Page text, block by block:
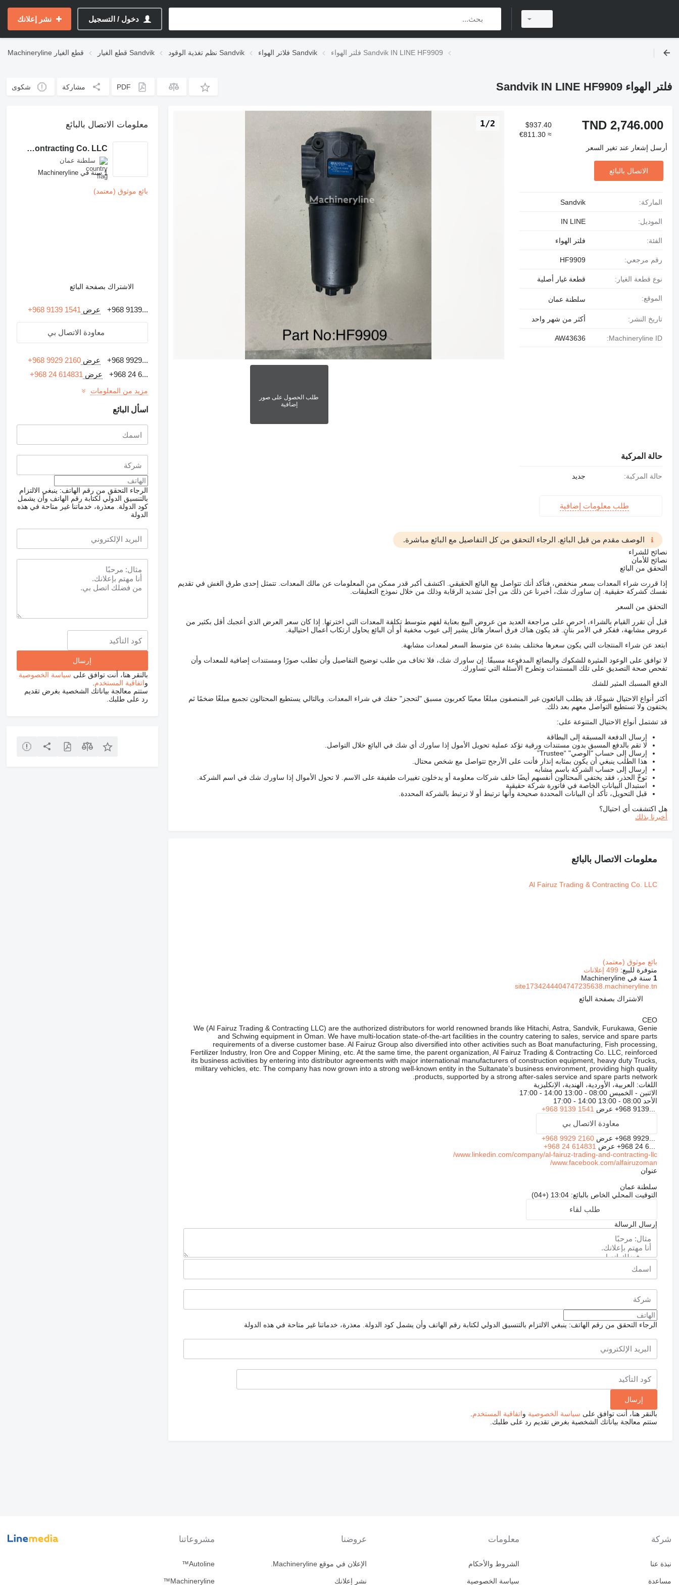
دخول / التسجيل نشر إعلانك
Machineryline قطع الغيار قطع الغيار Sandvik نظم تغذية الوقود Sandvik فلاتر الهواء Sandvik فلتر الهواء Sandvik IN LINE HF9909
فلتر الهواء Sandvik IN LINE HF9909 PDF مشاركة شكوى
طلب الحصول على صور
إضافية
1/2 TND 2,746.000
$937.40
≈ €811.30
أرسل إشعار عند تغير السعر
الاتصال بالبائع
الماركة: Sandvik
الموديل: IN LINE
الفئة: فلتر الهواء
رقم مرجعي: HF9909
نوع قطعة الغيار: قطعة غيار أصلية
الموقع: سلطنة عمان
تاريخ النشر: أكثر من شهر واحد
Machineryline ID:
AW43636
حالة المركبة
حالة المركبة: جديد
طلب معلومات إضافية
الوصف مقدم من قبل البائع. الرجاء التحقق من كل التفاصيل مع البائع مباشرة.
نصائح للشراء
نصائح للأمان
التحقق من البائع
إذا قررت شراء المعدات بسعر منخفض، فتأكد أنك تتواصل مع البائع الحقيقي. اكتشف أكبر قدر ممكن من المعلومات عن مالك المعدات. تتمثل إحدى طرق الغش في تقديم
نفسك كشركة حقيقية. إن ساورك شك، أخبرنا عن ذلك من أجل تشديد الرقابة وذلك من خلال نموذج التعليقات.
التحقق من السعر
قبل أن تقرر القيام بالشراء، احرص على مراجعة العديد من عروض البيع بعناية لفهم متوسط تكلفة المعدات التي اخترتها. إذا كان سعر العرض الذي أعجبك أقل بكثير من
عروض مشابهة، ففكر في الأمر بتأنٍ. قد يكون هناك فرق أسعار هائل يشير إلى عيوب مخفية أو أن البائع يحاول ارتكاب أعمال احتيالية.
ابتعد عن شراء المنتجات التي يكون سعرها مختلف بشدة عن متوسط السعر لمعدات مشابهة.
لا توافق على الوعود المثيرة للشكوك والبضائع المدفوعة مسبقًا. إن ساورك شك، فلا تخاف من طلب توضيح التفاصيل وأن تطلب صورًا ومستندات إضافية للمعدات وأن
تفحص صحة التصديق على تلك المستندات وتطرح الأسئلة التي تساورك.
الدفع المسبك المثير للشك
أكثر أنواع الاحتيال شيوعًا، قد يطلب البائعون غير المنصفون مبلغًا معينًا كعربون مسبق "لتحجز" حقك في شراء المعدات. وبالتالي يستطيع المحتالون تجميع مبلغًا ضخمًا ثم
يختفون ولا تستطيع التواصل معهم بعد ذلك.
قد تشتمل أنواع الاحتيال المتنوعة على:
إرسال الدفعة المسبقة إلى البطاقة
لا تقم بالدفع المسبق بدون مستندات ورقية تؤكد عملية تحويل الأمول إذا ساورك أي شك في البائع خلال التواصل.
إرسال إلى حساب "الوصي" “Trustee”
هذا الطلب ينبغي أن يكون بمثابه إنذار فأنت على الأرجح تتواصل مع شخص محتال.
إرسال إلى حساب الشركة باسم مشابه
توخّ الحذر، فقد يختفي المحتالون أنفسهم أيضًا خلف شركات معلومة أو يدخلون تغييرات طفيفة على الاسم. لا تحول الأموال إذا ساورك شك في اسم الشركة.
استبدال البيانات الخاصة في فاتورة شركة حقيقية
قبل التحويل، تأكد أن البيانات المحددة صحيحة وأنها ترتبط أو لا ترتبط بالشركة المحددة.
هل اكتشفت أي احتيال؟
أخبرنا بذلك
معلومات الاتصال بالبائع
Al Fairuz Trading & Contracting Co. LLC
بائع موثوق (معتمد)
متوفرة للبيع: 499 إعلانات
1 سنة في Machineryline
site1734244404747235638.machineryline.tn
الاشتراك بصفحة البائع
CEO
We (Al Fairuz Trading & Contracting LLC) are the authorized distributors for world renowned brands like Hitachi, Astra, Sandvik, Furukawa, Genie
and Schwing equipment in Oman. We have multi-location state-of-the-art facilities in the country catering to sales, service and spare parts
requirements of a diverse customer base. Al Fairuz Group also diversified into other activities such as Boat manufacturing, Fish processing,
Fertilizer Industry, Iron Ore and Copper Mining, etc. At the same time, the parent organization, Al Fairuz Trading & Contracting Co. LLC, reinforced
its business activities by entering into distributor agreements with major international manufacturers of construction equipment, heavy duty Trucks,
military vehicles, etc. The company has now grown into a strong well-known entity in the Sultanate’s business environment, providing high quality
products, supported by a strong after-sales service and spare parts network.
اللغات: العربية، الأوردية، الهندية، الإنكليزية
الاثنين - الخميس 08:00 - 13:00 14:00 - 17:00
الأحد 08:00 - 13:00 14:00 - 17:00
+968 9139... عرض +968 9139 1541
معاودة الاتصال بي
+968 9929... عرض +968 9929 2160
+968 24 6... عرض +968 24 614831
www.linkedin.com/company/al-fairuz-trading-and-contracting-llc/
www.facebook.com/alfairuzoman/
عنوان
سلطنة عمان
التوقيت المحلي الخاص بالبائع: 13:04 (+04)
طلب لقاء
إرسال الرسالة
الرجاء التحقق من رقم الهاتف: ينبغي الالتزام بالتنسيق الدولي لكتابة رقم الهاتف وأن يشمل كود الدولة. معذرة، خدماتنا غير متاحة في هذه الدولة
بالنقر هنا، أنت توافق على سياسة الخصوصية واتفاقية المستخدم
ستتم معالجة بياناتك الشخصية بغرض تقديم رد على طلبك.
معلومات الاتصال بالبائع
Al Fairuz Trading & Contracting Co. LLC
سلطنة عمان
1 سنة في Machineryline
بائع موثوق (معتمد)
الاشتراك بصفحة البائع
+968 9139... عرض +968 9139 1541
معاودة الاتصال بي
+968 9929... عرض+968 9929 2160
+968 24 6...
عرض +968 24 614831
مزيد من المعلومات
اسأل البائع
الرجاء التحقق من رقم الهاتف: ينبغي الالتزام
بالتنسيق الدولي لكتابة رقم الهاتف وأن يشمل
كود الدولة.
معذرة، خدماتنا غير متاحة في هذه
الدولة
بالنقر هنا، أنت توافق على سياسة الخصوصية
واتفاقية المستخدم
ستتم معالجة بياناتك الشخصية بغرض تقديم
رد على طلبك.
شركة
نبذة عنا
مساعدة
معلومات
الشروط والأحكام
سياسة الخصوصية
عروضنا
الإعلان في موقع Machineryline.
نشر إعلانك
مشروعاتنا
Autoline™
Machineryline™